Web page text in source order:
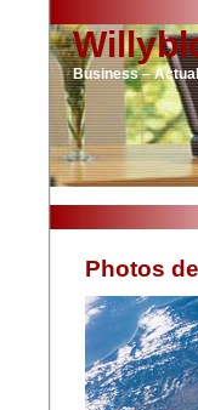
Business –
Photos